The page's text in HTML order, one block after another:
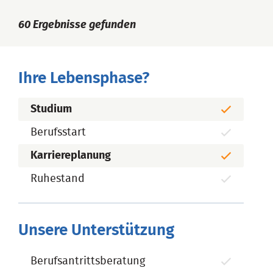
60 Ergebnisse gefunden
Ihre Lebensphase?
Studium
Berufsstart
Karriereplanung
Ruhestand
Unsere Unterstützung
Berufsantrittsberatung